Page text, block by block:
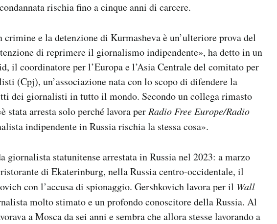
rischia fino a cinque anni di carcere.
e la detenzione di Kurmasheva è un’ulteriore prova del
di reprimere il giornalismo indipendente», ha detto in un
il coordinatore per l’Europa e l’Asia Centrale del comitato per
(Cpj), un’associazione nata con lo scopo di difendere la
dei giornalisti in tutto il mondo. Secondo un collega rimasto
stata arresta solo perché lavora perRadio Free Europe/Radio
indipendente in Russia rischia la stessa cosa».
giornalista statunitense arrestata in Russia nel 2023: a marzo
di Ekaterinburg, nella Russia centro-occidentale, il
con l’accusa di spionaggio. Gershkovich lavora per il Wall
molto stimato e un profondo conoscitore della Russia. Al
a Mosca da sei anni e sembra che allora stesse lavorando a